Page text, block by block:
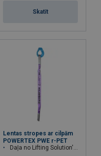
Skatīt
Lentas stropes ar cilpām
POWERTEX PWE r-PET
Daļa no Lifting Solution's Group Aspire Range™